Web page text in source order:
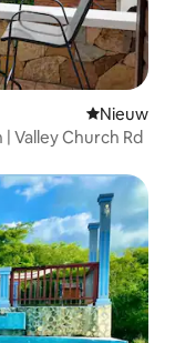
Nieuwe
Nieuw
Valley Church Rd